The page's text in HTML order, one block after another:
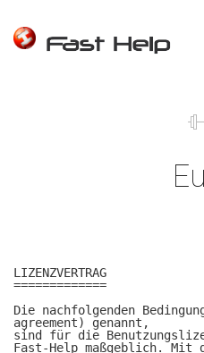
LIZENZVERTRAG
=============
Die nachfolgenden
agreement) genannt,
sind für die
Fast-Help maßgeblich.